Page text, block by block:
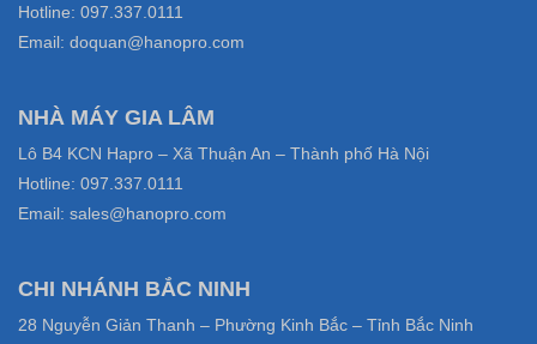
Hotline: 097.337.0111
Email: doquan@hanopro.com
NHÀ MÁY GIA LÂM
Lô B4 KCN Hapro – Xã Thuận An – Thành phố Hà Nội
Hotline: 097.337.0111
Email: sales@hanopro.com
CHI NHÁNH BẮC NINH
28 Nguyễn Giản Thanh – Phường Kinh Bắc – Tỉnh Bắc Ninh